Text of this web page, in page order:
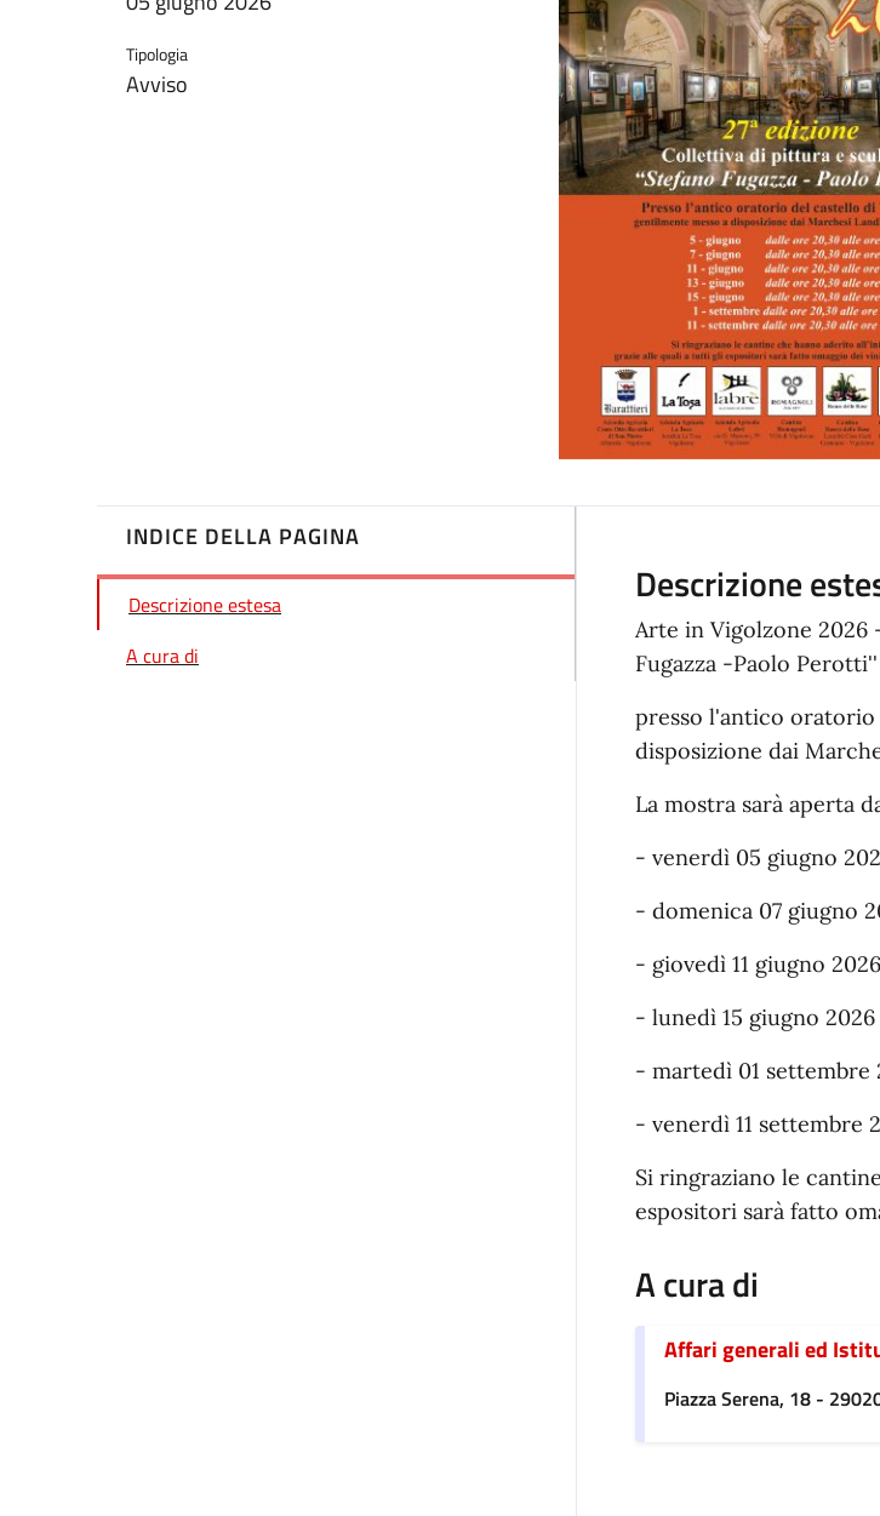
Tipologia
Avviso
INDICE DELLA PAGINA
Descrizione estesa
A cura di
Descrizione
Arte in Vigolzone 2026
Fugazza -Paolo Perotti''
presso l'antico oratorio
disposizione dai
La mostra sarà aperta
- venerdì 05 giugno
- domenica 07 giugno
- giovedì 11 giugno 2026
- lunedì 15 giugno 2026
- martedì 01 settembre
- venerdì 11 settembre
Si ringraziano le
espositori sarà fatto
A cura di
Affari generali ed
Piazza Serena, 18 -